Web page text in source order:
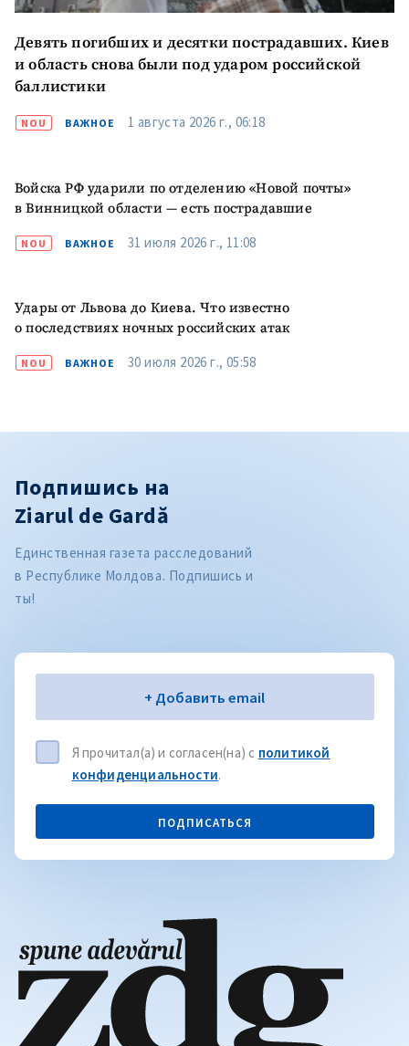
Девять погибших и десятки пострадавших. Киев
и область снова были под ударом российской
баллистики
NOU ВАЖНОЕ 1 августа 2026 г., 06:18
Войска РФ ударили по отделению «Новой почты»
в Винницкой области — есть пострадавшие
NOU ВАЖНОЕ 31 июля 2026 г., 11:08
Удары от Львова до Киева. Что известно
о последствиях ночных российских атак
NOU ВАЖНОЕ 30 июля 2026 г., 05:58
Подпишись на
Ziarul de Gardă
Единственная газета расследований
в Республике Молдова. Подпишись и
ты!
Электронная почта+ Добавить email
Я прочитал(а) и согласен(на) с политикой
конфиденциальности.
ПОДПИСАТЬСЯ